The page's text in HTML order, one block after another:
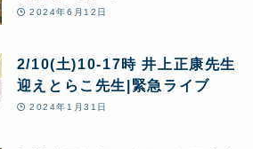
2024年6月12日
2/10(土)10-17時 井上正康先生
迎えとらこ先生|緊急ライブ
2024年1月31日